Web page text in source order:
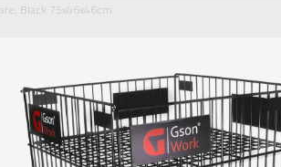
Black 75x46x46cm